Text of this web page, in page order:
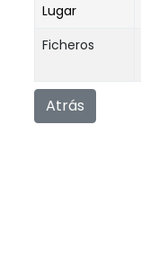
Lugar
Ficheros
Atrás